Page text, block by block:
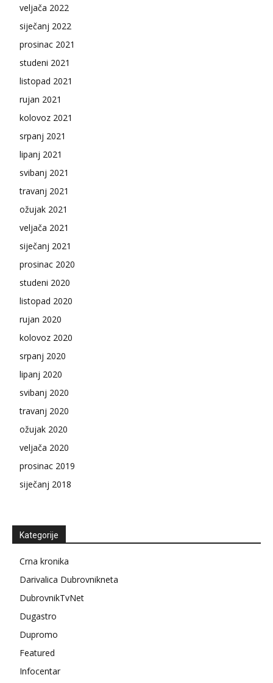
veljača 2022
siječanj 2022
prosinac 2021
studeni 2021
listopad 2021
rujan 2021
kolovoz 2021
srpanj 2021
lipanj 2021
svibanj 2021
travanj 2021
ožujak 2021
veljača 2021
siječanj 2021
prosinac 2020
studeni 2020
listopad 2020
rujan 2020
kolovoz 2020
srpanj 2020
lipanj 2020
svibanj 2020
travanj 2020
ožujak 2020
veljača 2020
prosinac 2019
siječanj 2018
Kategorije
Crna kronika
Darivalica Dubrovnikneta
DubrovnikTvNet
Dugastro
Dupromo
Featured
Infocentar